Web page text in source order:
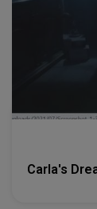
Carla's Dreams și EMAA au